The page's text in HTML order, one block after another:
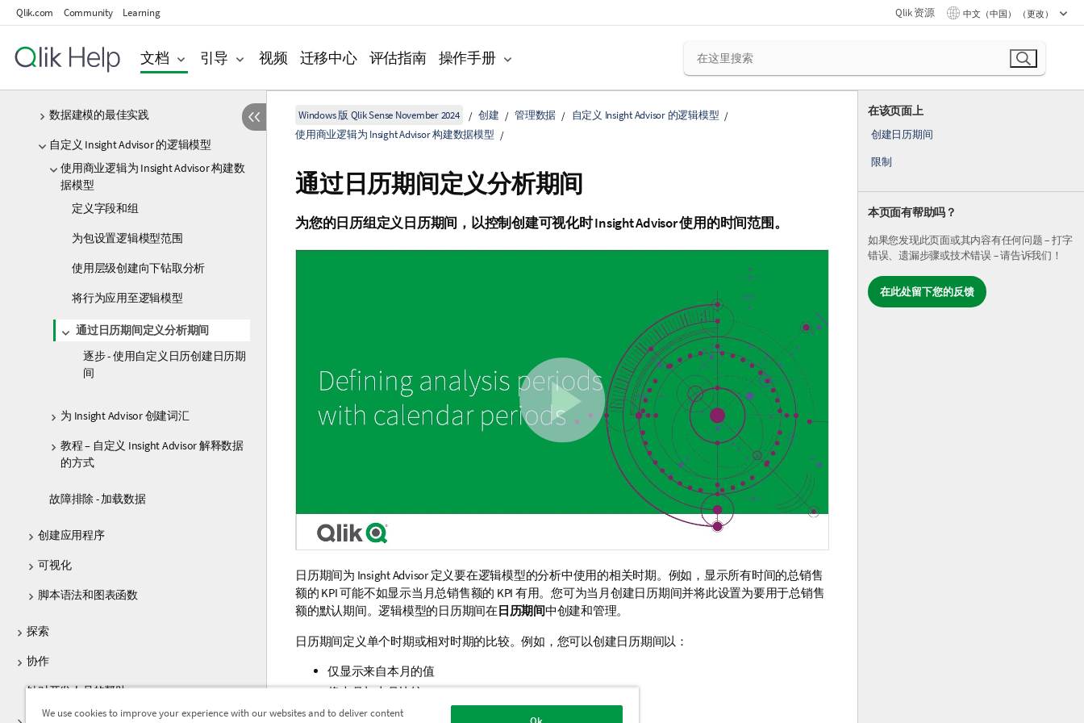
Qlik.com Community Learning Qlik 资源 中文（中国） （更改）
文档 引导 视频 迁移中心 评估指南 操作手册
使用动态视图管理数据
连接到数据源
数据建模的最佳实践
自定义 Insight Advisor 的逻辑模型
使用商业逻辑为 Insight Advisor 构建数
据模型
定义字段和组
为包设置逻辑模型范围
使用层级创建向下钻取分析
将行为应用至逻辑模型
通过日历期间定义分析期间
逐步 - 使用自定义日历创建日历期
间
为 Insight Advisor 创建词汇
教程 – 自定义 Insight Advisor 解释数据
的方式
故障排除 - 加载数据
创建应用程序
可视化
脚本语法和图表函数
探索
协作
针对开发人员的帮助
在该页面上
创建日历期间
限制
本页面有帮助吗？
如果您发现此页面或其内容有任何问题 – 打字
错误、遗漏步骤或技术错误 – 请告诉我们！
在此处留下您的反馈
Windows 版 Qlik Sense November 2024 创建 管理数据
自定义 Insight Advisor 的逻辑模型
使用商业逻辑为 Insight Advisor 构建数据模型
通过日历期间定义分析期间
为您的日历组定义日历期间，以控制创建可视化时 Insight Advisor 使用的时间范围。
日历期间为 Insight Advisor定义要在逻辑模型的分析中使用的相关时期。例如，显示所有时间的总销售
额的 KPI 可能不如显示当月总销售额的 KPI 有用。您可为当月创建日历期间并将此设置为要用于总销售
额的默认期间。逻辑模型的日历期间在 日历期间中创建和管理。
日历期间定义单个时期或相对时期的比较。例如，您可以创建日历期间以：
仅显示来自本月的值
将本月与上月比较
将当季与去年本季比较
We use cookies to improve your experience with our websites and to deliver content